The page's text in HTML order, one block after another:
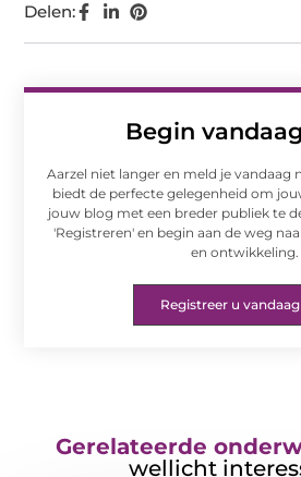
Begin
Aarzel niet langer en meld je vandaag
biedt de perfecte gelegenheid om
jouw blog met een breder publiek te
'Registreren' en begin aan de weg
en ontwikkeling.
Registreer u
Delen:
Gerelateerde
wellicht